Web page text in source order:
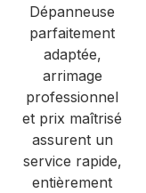
Dépanneuse
parfaitement
adaptée,
arrimage
professionnel
et prix maîtrisé
assurent un
service rapide,
entièrement